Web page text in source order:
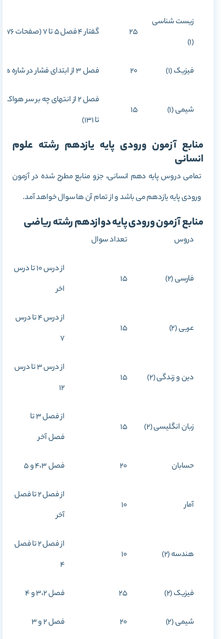
زیست شناسی
(1)
25 گفتار 4 فصل 5 تا 7 (صفحات 76 تا 124)
فیزیک (1) 20 فصل 3 از ابتدای فشار در شاره ها و فصل 4 تا انتها (صفحات 70 تا 140)
شیمی (1)
15
تا 131)
منابع آزمون ورودی پایه یازدهم رشته علوم
انسانی
تمامی دروس پایه دهم انسانی، جزو منابع مطرح شده در آزمون
ورودی پایه یازدهم می باشد و از تمام آن ها سوال خواهد آمد.
منابع آزمون ورودی پایه دوازدهم رشته ریاضی
دروس تعداد سوال
فارسی (2) 15
از درس 10 تا درس
اخر
عربی (2) 15
از درس 4 تا درس
7
دین و زندگی (2) 15
از درس 3 تا درس
12
زبان انگلیسی (2) 15
از فصل 3 تا
فصل آخر
حسابان 20 فصل 4،3 و 5
آمار 10
از فصل 2 تا فصل
آخر
هندسه (2) 10
از فصل 2 تا فصل
4
فیزیک (2) 25 فصل 3،2 و 4
شیمی (2) 20 فصل 2 و 3